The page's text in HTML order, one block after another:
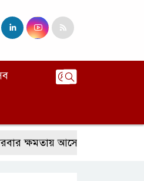
আসে বিএনপি: মির্জা ফখরুল